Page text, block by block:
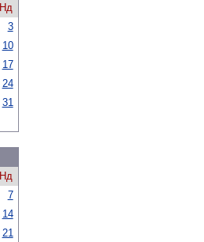
Нд
3
10
17
24
31
Нд
7
14
21